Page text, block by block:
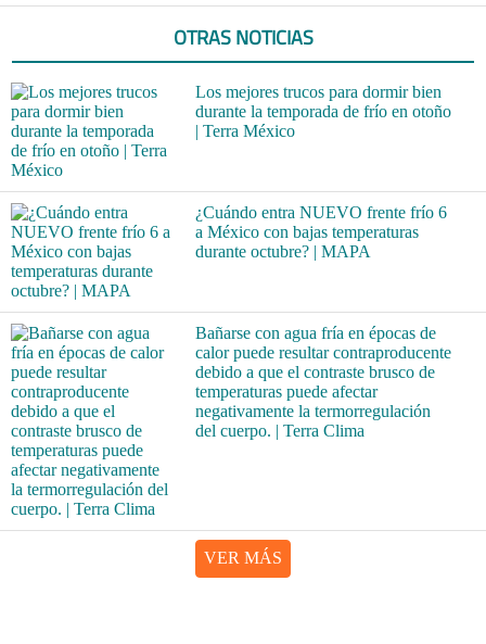
OTRAS NOTICIAS
Los mejores trucos para dormir bien
durante la temporada de frío en otoño
| Terra México
¿Cuándo entra NUEVO frente frío 6
a México con bajas temperaturas
durante octubre? | MAPA
Bañarse con agua fría en épocas de
calor puede resultar contraproducente
debido a que el contraste brusco de
temperaturas puede afectar
negativamente la termorregulación
del cuerpo. | Terra Clima
VER MÁS